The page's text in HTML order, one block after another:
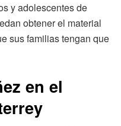
y adolescentes de
obtener el material
sus familias tengan que
en el